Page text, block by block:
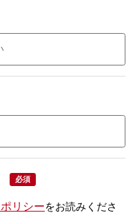
必須
リシーをお読みくださ